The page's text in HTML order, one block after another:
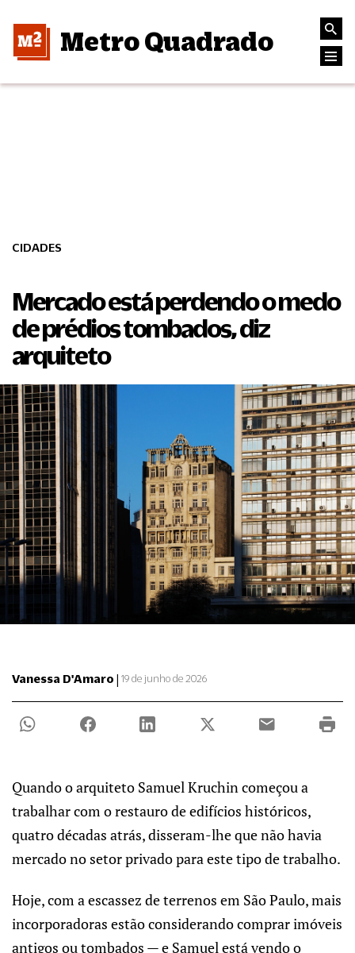
Metro Quadrado
CIDADES
Mercado está perdendo o medo
de prédios tombados, diz
arquiteto
Vanessa D'Amaro | 19 de junho de 2026
Quando o arquiteto Samuel Kruchin começou a
trabalhar com o restauro de edifícios históricos,
quatro décadas atrás, disseram-lhe que não havia
mercado no setor privado para este tipo de trabalho.
Hoje, com a escassez de terrenos em São Paulo, mais
incorporadoras estão considerando comprar imóveis
antigos ou tombados — e Samuel está vendo o